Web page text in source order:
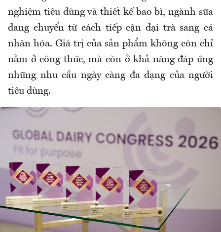
nghiệm tiêu dùng và thiết kế bao bì, ngành sữa
đang chuyển từ cách tiếp cận đại trà sang cá
nhân hóa. Giá trị của sản phẩm không còn chỉ
nằm ở công thức, mà còn ở khả năng đáp ứng
những nhu cầu ngày càng đa dạng của người
tiêu dùng.